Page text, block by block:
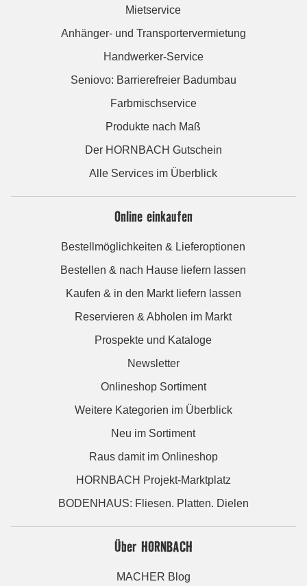
Mietservice
Anhänger- und Transportervermietung
Handwerker-Service
Seniovo: Barrierefreier Badumbau
Farbmischservice
Produkte nach Maß
Der HORNBACH Gutschein
Alle Services im Überblick
Online einkaufen
Bestellmöglichkeiten & Lieferoptionen
Bestellen & nach Hause liefern lassen
Kaufen & in den Markt liefern lassen
Reservieren & Abholen im Markt
Prospekte und Kataloge
Newsletter
Onlineshop Sortiment
Weitere Kategorien im Überblick
Neu im Sortiment
Raus damit im Onlineshop
HORNBACH Projekt-Marktplatz
BODENHAUS: Fliesen. Platten. Dielen
Über HORNBACH
MACHER Blog